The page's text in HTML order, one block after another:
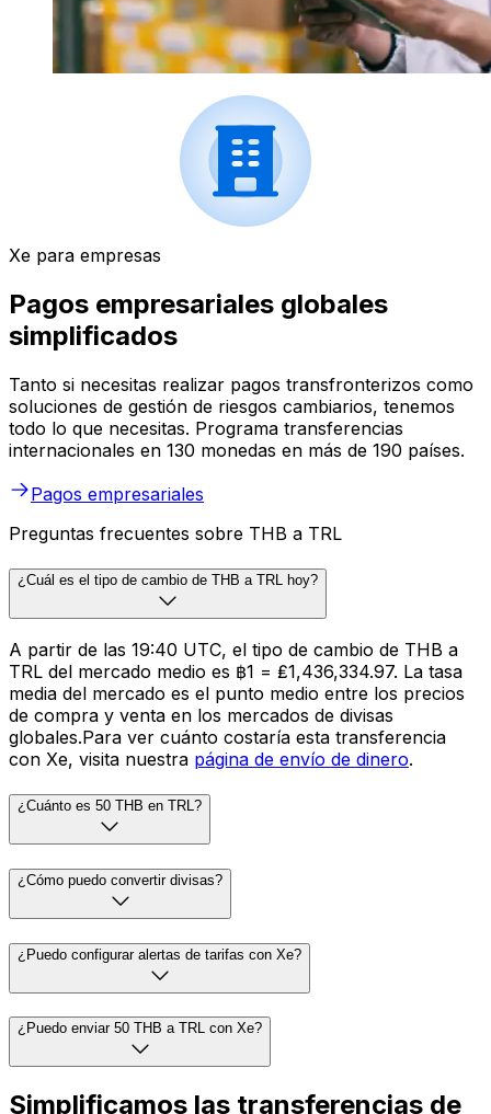
Xe para empresas
Pagos empresariales globales
simplificados
Tanto si necesitas realizar pagos transfronterizos como
soluciones de gestión de riesgos cambiarios, tenemos
todo lo que necesitas. Programa transferencias
internacionales en 130 monedas en más de 190 países.
Pagos empresariales
Preguntas frecuentes sobre THB a TRL
¿Cuál es el tipo de cambio de THB a TRL hoy?
A partir de las 19:40 UTC, el tipo de cambio de THB a
TRL del mercado medio es ฿1 = ₤1,436,334.97. La tasa
media del mercado es el punto medio entre los precios
de compra y venta en los mercados de divisas
globales.Para ver cuánto costaría esta transferencia
con Xe, visita nuestra página de envío de dinero.
¿Cuánto es 50 THB en TRL?
¿Cómo puedo convertir divisas?
¿Puedo configurar alertas de tarifas con Xe?
¿Puedo enviar 50 THB a TRL con Xe?
Simplificamos las transferencias de